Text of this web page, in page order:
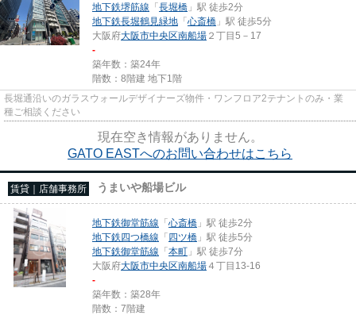
地下鉄堺筋線 「長堀橋 」駅 徒歩2分
地下鉄長堀鶴見緑地 「心斎橋 」駅 徒歩5分
大阪府大阪市中央区南船場 ２丁目5－17
-
築年数：築24年
階数：8階建 地下1階
長堀通沿いのガラスウォールデザイナーズ物件・ワンフロア2テナントのみ・業
種ご相談ください
現在空き情報がありません。
GATO EASTへのお問い合わせはこちら
賃貸｜店舗事務所 うまいや船場ビル
地下鉄御堂筋線 「心斎橋 」駅 徒歩2分
地下鉄四つ橋線 「四ツ橋 」駅 徒歩5分
地下鉄御堂筋線 「本町 」駅 徒歩7分
大阪府大阪市中央区南船場 ４丁目13-16
-
築年数：築28年
階数：7階建